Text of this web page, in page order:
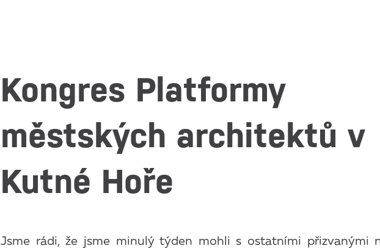
Kongres Platformy
městských architektů v
Kutné Hoře
Jsme rádi, že jsme minulý týden mohli s ostatními přizvanými